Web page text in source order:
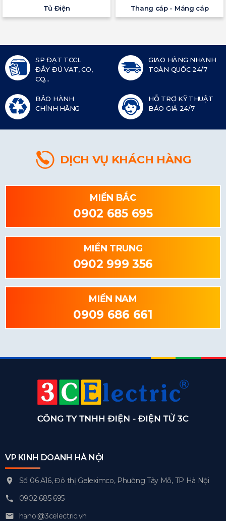
Tủ Điện Thang cáp - Máng cáp
SP ĐẠT TCCL
ĐẦY ĐỦ VAT, CO,
CQ...
GIAO HÀNG NHANH
TOÀN QUỐC 24/7
BẢO HÀNH
CHÍNH HÃNG
HỖ TRỢ KỸ THUẬT
BÁO GIÁ 24/7
DỊCH VỤ KHÁCH HÀNG
MIỀN BẮC
0902 685 695
MIỀN TRUNG
0902 999 356
MIỀN NAM
0909 686 661
VP KINH DOANH HÀ NỘI
Số 06 A16, Đô thị Geleximco, Phường Tây Mỗ, TP Hà Nội
0902 685 695
hanoi@3celectric.vn